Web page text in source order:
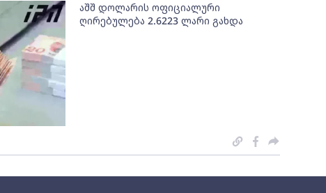
აშშ დოლარის ოფიციალური
ღირებულება 2.6223 ლარი გახდა